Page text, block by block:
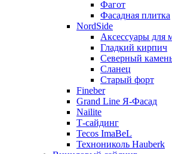
Фагот
Фасадная плитка
NordSide
Аксессуары для
Гладкий кирпич
Северный
Сланец
Старый форт
Fineber
Grand Line Я-Фасад
Nailite
Т-сайдинг
Tecos ImaBeL
Технониколь Hauberk